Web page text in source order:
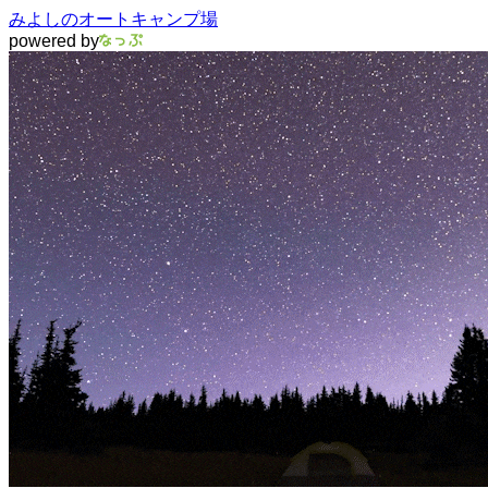
みよしのオートキャンプ場
powered by